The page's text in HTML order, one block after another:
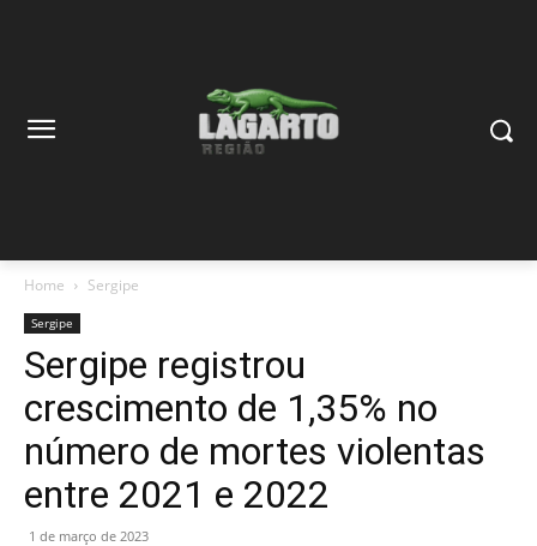
Home Sergipe
Sergipe
Sergipe registrou
crescimento de 1,35% no
número de mortes violentas
entre 2021 e 2022
1 de março de 2023